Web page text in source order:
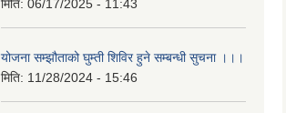
मिति: 06/17/2025 - 11:43
योजना सम्झौताको घुम्ती शिविर हुने सम्बन्धी सुचना ।।।
मिति: 11/28/2024 - 15:46